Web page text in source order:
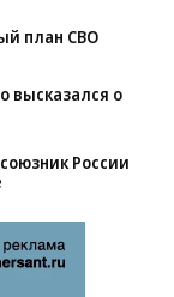
высказался о
России